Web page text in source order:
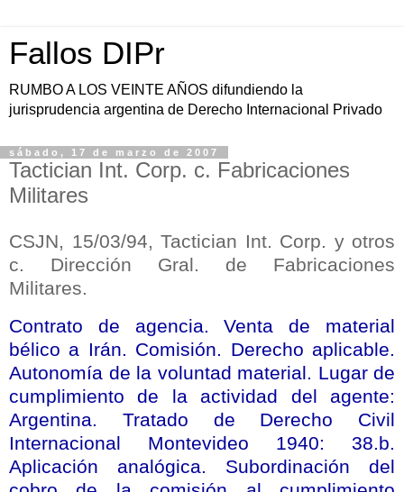
Fallos DIPr
RUMBO A LOS VEINTE AÑOS difundiendo la
jurisprudencia argentina de Derecho Internacional Privado
sábado, 17 de marzo de 2007
Tactician Int. Corp. c. Fabricaciones
Militares
CSJN, 15/03/94, Tactician Int. Corp. y otros
c. Dirección Gral. de Fabricaciones
Militares.
Contrato de agencia. Venta de material
bélico a Irán. Comisión. Derecho aplicable.
Autonomía de la voluntad material. Lugar de
cumplimiento de la actividad del agente:
Argentina. Tratado de Derecho Civil
Internacional Montevideo 1940: 38.b.
Aplicación analógica. Subordinación del